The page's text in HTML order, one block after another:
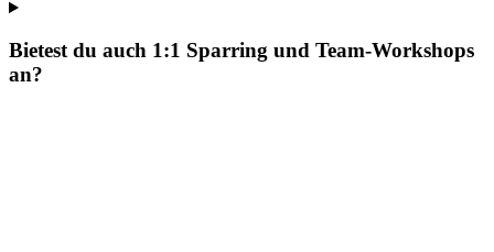
Bietest du auch 1:1 Sparring und Team-Workshops
an?